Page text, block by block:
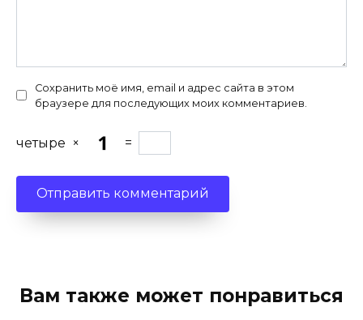
Сохранить моё имя, email и адрес сайта в этом
браузере для последующих моих комментариев.
четыре × =
Вам также может понравиться